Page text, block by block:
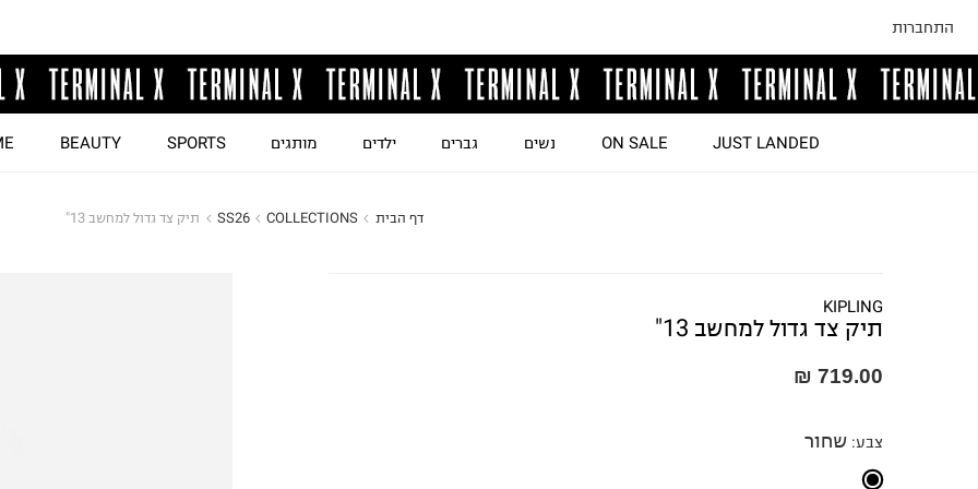
התחברות
JUST LANDED
ON SALE נשים גברים ילדים מותגים SPORTS
BEAUTY
דף הבית COLLECTIONS
SS26 תיק צד גדול למחשב 13"
KIPLING
תיק צד גדול למחשב 13"
719.00 ₪
צבע: שחור